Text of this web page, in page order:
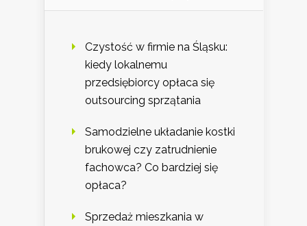
Czystość w firmie na Śląsku:
kiedy lokalnemu
przedsiębiorcy opłaca się
outsourcing sprzątania
Samodzielne układanie kostki
brukowej czy zatrudnienie
fachowca? Co bardziej się
opłaca?
Sprzedaż mieszkania w